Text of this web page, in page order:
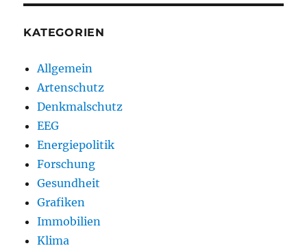
KATEGORIEN
Allgemein
Artenschutz
Denkmalschutz
EEG
Energiepolitik
Forschung
Gesundheit
Grafiken
Immobilien
Klima